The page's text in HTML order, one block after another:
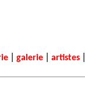
galerie artistes